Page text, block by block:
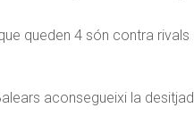
queden 4 són contra
aconsegueixi la